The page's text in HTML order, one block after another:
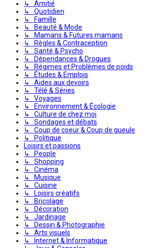
↳ Amitié
↳ Quotidien
↳ Famille
↳ Beauté & Mode
↳ Mamans & Futures mamans
↳ Règles & Contraception
↳ Santé & Psycho
↳ Dépendances & Drogues
↳ Régimes et Problèmes de poids
↳ Études & Emplois
↳ Aides aux devoirs
↳ Télé & Séries
↳ Voyages
↳ Environnement & Écologie
↳ Culture de chez moi
↳ Sondages et débats
↳ Coup de coeur & Coup de gueule
↳ Politique
Loisirs et passions
↳ People
↳ Shopping
↳ Cinéma
↳ Musique
↳ Cuisine
↳ Loisirs créatifs
↳ Bricolage
↳ Décoration
↳ Jardinage
↳ Dessin & Photographie
↳ Arts visuels
↳ Internet & Informatique